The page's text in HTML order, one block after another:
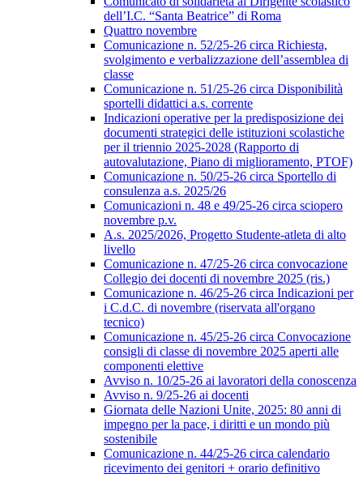
dell’I.C. “Santa Beatrice” di Roma
Quattro novembre
Comunicazione n. 52/25-26 circa Richiesta,
svolgimento e verbalizzazione dell’assemblea di
classe
Comunicazione n. 51/25-26 circa Disponibilità
sportelli didattici a.s. corrente
Indicazioni operative per la predisposizione dei
documenti strategici delle istituzioni scolastiche
per il triennio 2025-2028 (Rapporto di
autovalutazione, Piano di miglioramento, PTOF)
Comunicazione n. 50/25-26 circa Sportello di
consulenza a.s. 2025/26
Comunicazioni n. 48 e 49/25-26 circa sciopero
novembre p.v.
A.s. 2025/2026, Progetto Studente-atleta di alto
livello
Comunicazione n. 47/25-26 circa convocazione
Collegio dei docenti di novembre 2025 (ris.)
Comunicazione n. 46/25-26 circa Indicazioni per
i C.d.C. di novembre (riservata all'organo
tecnico)
Comunicazione n. 45/25-26 circa Convocazione
consigli di classe di novembre 2025 aperti alle
componenti elettive
Avviso n. 10/25-26 ai lavoratori della conoscenza
Avviso n. 9/25-26 ai docenti
Giornata delle Nazioni Unite, 2025: 80 anni di
impegno per la pace, i diritti e un mondo più
sostenibile
Comunicazione n. 44/25-26 circa calendario
ricevimento dei genitori + orario definitivo